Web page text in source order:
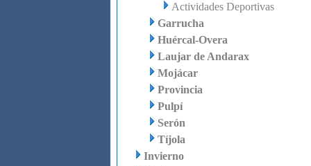
Actividades Deportivas
Garrucha
Huércal-Overa
Laujar de Andarax
Mojácar
Provincia
Pulpí
Serón
Tíjola
Invierno